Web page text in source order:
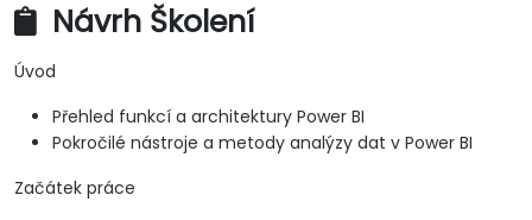
Návrh Školení
Úvod
Přehled funkcí a architektury Power BI
Pokročilé nástroje a metody analýzy dat v Power BI
Začátek práce